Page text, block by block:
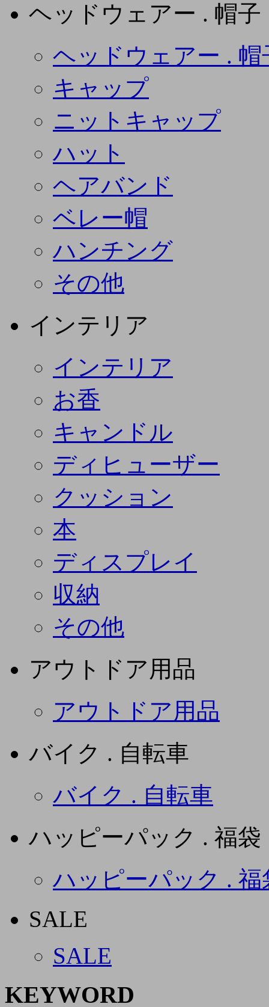
ヘッドウェアー . 帽子
ヘッドウェアー . 帽
キャップ
ニットキャップ
ハット
ヘアバンド
ベレー帽
ハンチング
その他
インテリア
インテリア
お香
キャンドル
ディヒューザー
クッション
本
ディスプレイ
収納
その他
アウトドア用品
アウトドア用品
バイク . 自転車
バイク . 自転車
ハッピーパック . 福袋
ハッピーパック . 福
SALE
SALE
KEYWORD